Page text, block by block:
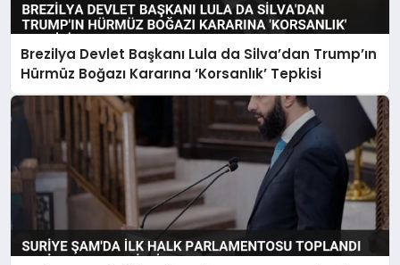
Brezilya Devlet Başkanı Lula da Silva’dan Trump’ın
Hürmüz Boğazı Kararına ‘Korsanlık’ Tepkisi